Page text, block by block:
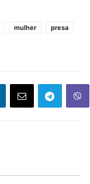
mulher
presa